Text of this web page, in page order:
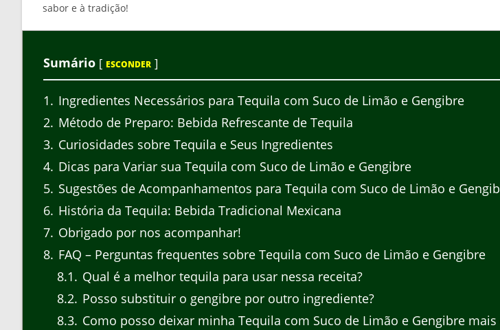
sabor e à tradição!
Sumário [ ESCONDER ]
1
Ingredientes Necessários para Tequila com Suco de Limão e Gengibre
2 Método de Preparo: Bebida Refrescante de Tequila
3 Curiosidades sobre Tequila e Seus Ingredientes
4 Dicas para Variar sua Tequila com Suco de Limão e Gengibre
5 Sugestões de Acompanhamentos para Tequila com Suco de Limão e
6 História da Tequila: Bebida Tradicional Mexicana
7 Obrigado por nos acompanhar!
8 FAQ – Perguntas frequentes sobre Tequila com Suco de Limão e Gengibre
8.1
Qual é a melhor tequila para usar nessa receita?
8.2 Posso substituir o gengibre por outro ingrediente?
8.3 Como posso deixar minha Tequila com Suco de Limão e Gengibre mais